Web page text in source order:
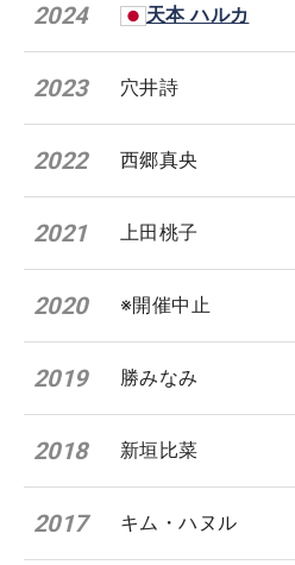
2024 天本 ハルカ
2023 穴井詩
2022 西郷真央
2021 上田桃子
2020 ※開催中止
2019 勝みなみ
2018 新垣比菜
2017 キム・ハヌル